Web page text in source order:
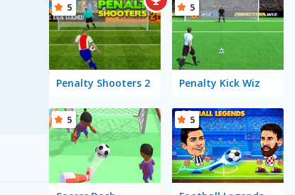
Penalty Shooters 2
5
Penalty Kick Wiz
5
5 5